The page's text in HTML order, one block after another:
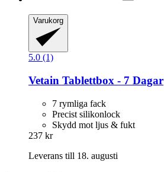
Varukorg
5.0 (1)
Vetain Tablettbox -​ 7 Dagar
7 rymliga fack
Precist silikonlock
Skydd mot ljus & fukt
237 kr
Leverans till 18. augusti